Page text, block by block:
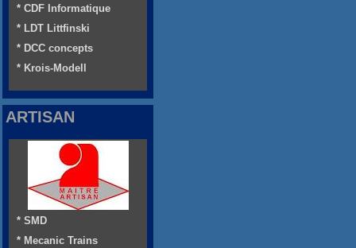
* CDF Informatique
* LDT Littfinski
* DCC concepts
* Krois-Modell
ARTISAN
* SMD
* Mecanic Trains